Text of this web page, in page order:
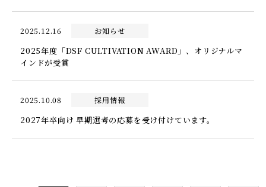
2025.12.16 お知らせ
2025年度「DSF CULTIVATION AWARD」、オリジナルマ
インドが受賞
2025.10.08 採用情報
2027年卒向け 早期選考の応募を受け付けています。